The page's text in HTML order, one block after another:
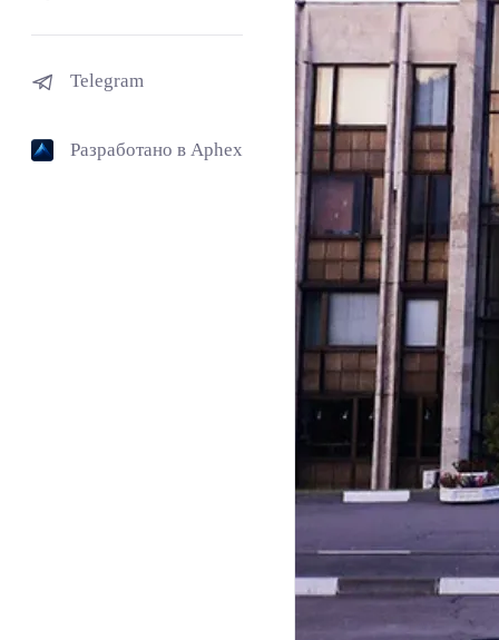
Telegram
Разработано в Aphex